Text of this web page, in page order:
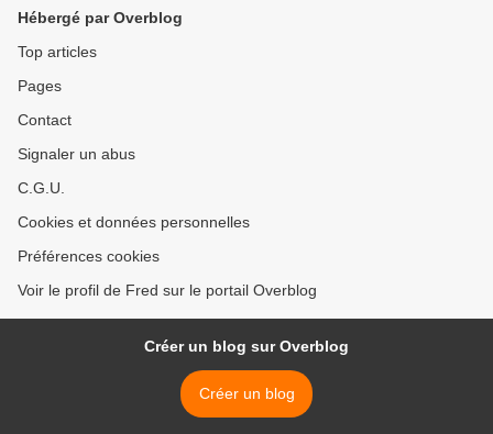
Hébergé par Overblog
Top articles
Pages
Contact
Signaler un abus
C.G.U.
Cookies et données personnelles
Préférences cookies
Voir le profil de Fred sur le portail Overblog
Créer un blog sur Overblog
Créer un blog